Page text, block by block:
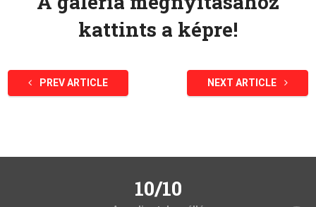
kattints a képre!
PREV ARTICLE NEXT ARTICLE
10/10